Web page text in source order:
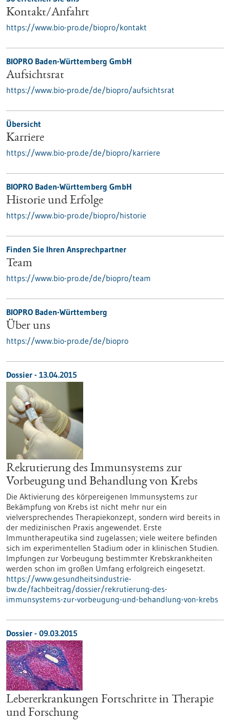
Kontakt/Anfahrt
https://www.bio-pro.de/biopro/kontakt
BIOPRO Baden-Württemberg GmbH
Aufsichtsrat
https://www.bio-pro.de/de/biopro/aufsichtsrat
Übersicht
Karriere
https://www.bio-pro.de/de/biopro/karriere
BIOPRO Baden-Württemberg GmbH
Historie und Erfolge
https://www.bio-pro.de/biopro/historie
Finden Sie Ihren Ansprechpartner
Team
https://www.bio-pro.de/de/biopro/team
BIOPRO Baden-Württemberg
Über uns
https://www.bio-pro.de/de/biopro
Dossier - 13.04.2015
Rekrutierung des Immunsystems zur
Vorbeugung und Behandlung von Krebs
Die Aktivierung des körpereigenen Immunsystems zur
Bekämpfung von Krebs ist nicht mehr nur ein
vielversprechendes Therapiekonzept, sondern wird bereits in
der medizinischen Praxis angewendet. Erste
Immuntherapeutika sind zugelassen; viele weitere befinden
sich im experimentellen Stadium oder in klinischen Studien.
Impfungen zur Vorbeugung bestimmter Krebskrankheiten
werden schon im großen Umfang erfolgreich eingesetzt.
https://www.gesundheitsindustrie-
bw.de/fachbeitrag/dossier/rekrutierung-des-
immunsystems-zur-vorbeugung-und-behandlung-von-krebs
Dossier - 09.03.2015
Lebererkrankungen Fortschritte in Therapie
und Forschung